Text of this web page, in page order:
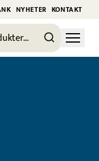
NYHETER KONTAKT